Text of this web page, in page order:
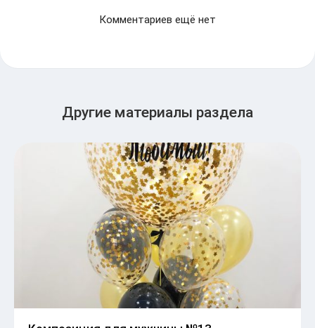
Комментариев ещё нет
Другие материалы раздела